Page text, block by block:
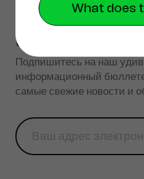
What does
бюллетень
Подпишитесь на наш
информационный
самые свежие новости и